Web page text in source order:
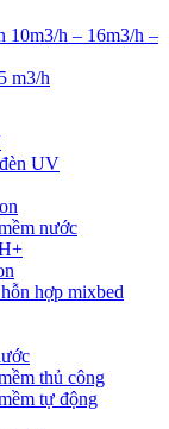
10m3/h – 16m3/h –
m3/h
UV
nước
hợp mixbed
thủ công
tự động